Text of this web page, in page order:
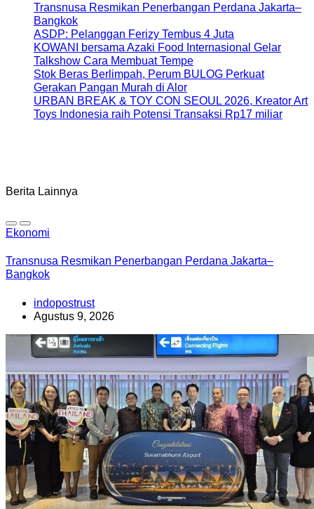
Transnusa Resmikan Penerbangan Perdana Jakarta–
Bangkok
ASDP: Pelanggan Ferizy Tembus 4 Juta
KOWANI bersama Azaki Food Internasional Gelar
Talkshow Cara Membuat Tempe
Stok Beras Berlimpah, Perum BULOG Perkuat
Gerakan Pangan Murah di Alor
URBAN BREAK & TOY CON SEOUL 2026, Kreator Art
Toys Indonesia raih Potensi Transaksi Rp17 miliar
Berita Lainnya
Ekonomi
Transnusa Resmikan Penerbangan Perdana Jakarta–
Bangkok
indopostrust
Agustus 9, 2026